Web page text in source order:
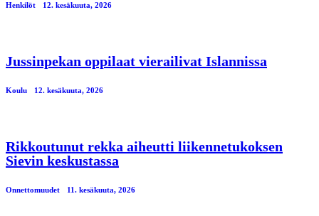
Henkilöt 12. kesäkuuta, 2026
Jussinpekan oppilaat vierailivat Islannissa
Koulu 12. kesäkuuta, 2026
Rikkoutunut rekka aiheutti liikennetukoksen
Sievin keskustassa
Onnettomuudet 11. kesäkuuta, 2026